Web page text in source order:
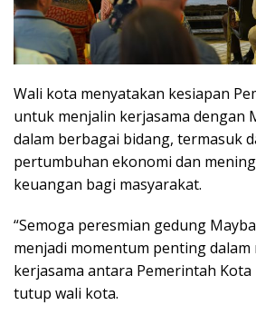
Wali kota menyatakan kesiapan
untuk menjalin kerjasama dengan
dalam berbagai bidang, termasuk
pertumbuhan ekonomi dan
keuangan bagi masyarakat.
“Semoga peresmian gedung
menjadi momentum penting
kerjasama antara Pemerintah Kota
tutup wali kota.